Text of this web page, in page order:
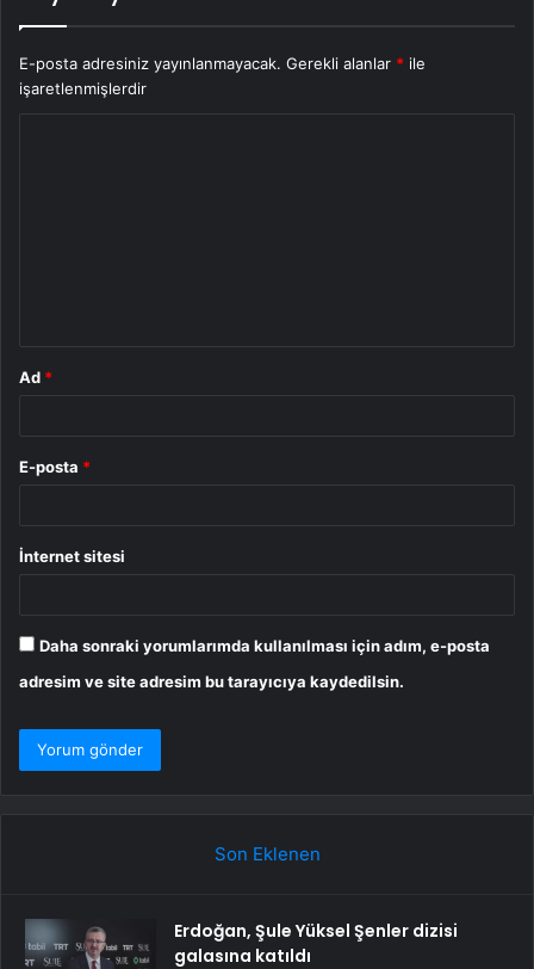
E-posta adresiniz yayınlanmayacak. Gerekli alanlar * ile
işaretlenmişlerdir
Ad *
E-posta *
İnternet sitesi
Daha sonraki yorumlarımda kullanılması için adım, e-posta
adresim ve site adresim bu tarayıcıya kaydedilsin.
Son Eklenen
Erdoğan, Şule Yüksel Şenler dizisi
galasına katıldı